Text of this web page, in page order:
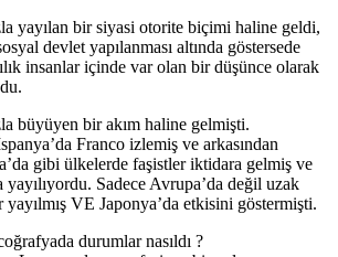
yayılan bir siyasi otorite biçimi haline geldi,
devlet yapılanması altında göstersede
insanlar içinde var olan bir düşünce olarak
büyüyen bir akım haline gelmişti.
Franco izlemiş ve arkasından
gibi ülkelerde faşistler iktidara gelmiş ve
yayılıyordu. Sadece Avrupa’da değil uzak
VE Japonya’da etkisini göstermişti.
durumlar nasıldı ?